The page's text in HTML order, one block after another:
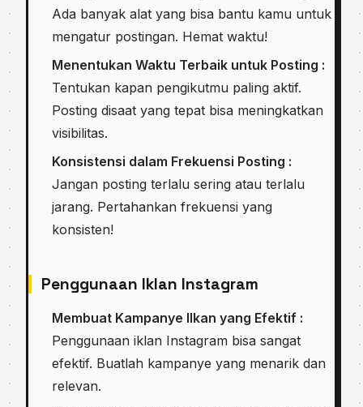
Ada banyak alat yang bisa bantu kamu untuk
mengatur postingan. Hemat waktu!
Menentukan Waktu Terbaik untuk Posting :
Tentukan kapan pengikutmu paling aktif.
Posting disaat yang tepat bisa meningkatkan
visibilitas.
Konsistensi dalam Frekuensi Posting :
Jangan posting terlalu sering atau terlalu
jarang. Pertahankan frekuensi yang
konsisten!
Penggunaan Iklan Instagram
Membuat Kampanye Ilkan yang Efektif :
Penggunaan iklan Instagram bisa sangat
efektif. Buatlah kampanye yang menarik dan
relevan.